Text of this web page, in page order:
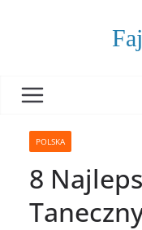
POLSKA
8